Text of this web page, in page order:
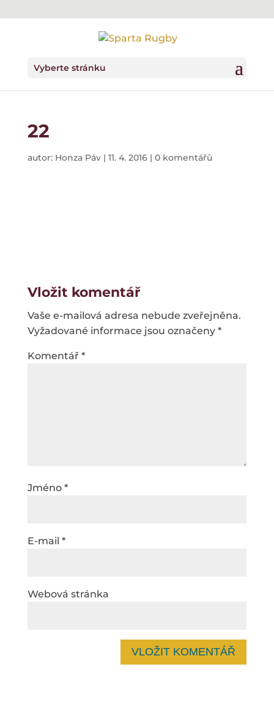
Vyberte stránku
22
autor: Honza Páv| 11. 4. 2016| 0 komentářů
Vložit komentář
Vaše e-mailová adresa nebude zveřejněna.
Vyžadované informace jsou označeny *
Komentář *
Jméno *
E-mail *
Webová stránka